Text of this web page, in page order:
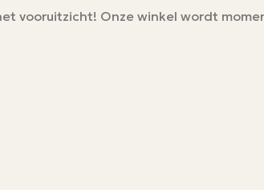
vooruitzicht! Onze winkel wordt